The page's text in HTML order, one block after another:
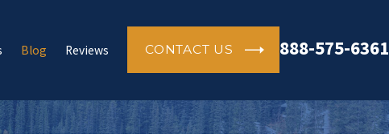
Blog Reviews CONTACT US 888-575-6361